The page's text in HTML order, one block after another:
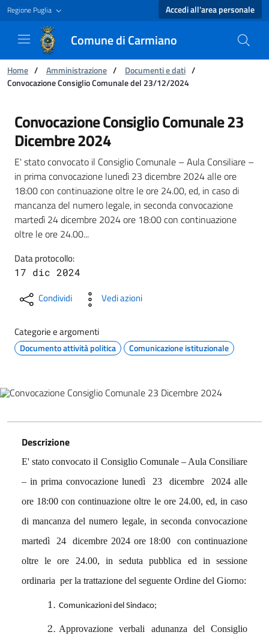
Regione Puglia Accedi all'area personale
Comune di Carmiano
Ti trovi in:
Home / Amministrazione / Documenti e dati /
Convocazione Consiglio Comunale del 23/12/2024
Convocazione Consiglio Comunale del 23/
Convocazione Consiglio Comunale 23
Dicembre 2024
E' stato convocato il Consiglio Comunale – Aula Consiliare –
in prima convocazione lunedì 23 dicembre 2024 alle ore
18:00 con continuazione oltre le ore 24.00, ed, in caso di
mancanza del numero legale, in seconda convocazione
martedì 24 dicembre 2024 ore 18:00 con continuazione
oltre le ore 24.00...
Data protocollo:
17 dic 2024
Condividi Vedi azioni
Categorie e argomenti
Documento attività politica Comunicazione istituzionale
Descrizione
E' stato convocato il Consiglio Comunale – Aula Consiliare
– in prima convocazione lunedì 23 dicembre 2024 alle
ore 18:00 con continuazione oltre le ore 24.00, ed, in caso
di mancanza del numero legale, in seconda convocazione
martedì 24 dicembre 2024 ore 18:00 con continuazione
oltre le ore 24.00, in seduta pubblica ed in sessione
ordinaria per la trattazione del seguente Ordine del Giorno:
Comunicazioni del Sindaco;
Approvazione verbali adunanza del Consiglio